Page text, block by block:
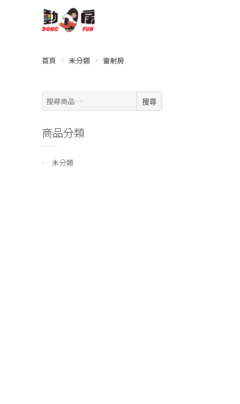
首頁 未分類 雷射房
搜
尋:
搜尋
商品分類
未分類